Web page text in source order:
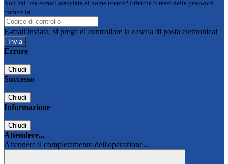
Non hai una e-mail associata al nome utente? Effettua il reset della password
tramite la
E-mail inviata, si prega di controllare la casella di posta elettronica!
Errore
Chiudi
Successo
Chiudi
Informazione
Chiudi
Attendere...
Attendere il completamento dell'operazione...